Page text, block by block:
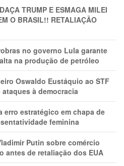
TRUMP E ESMAGA MILEI
O BRASIL!! RETALIAÇÃO
no governo Lula garante
na produção de petróleo
Oswaldo Eustáquio ao STF
à democracia
erro estratégico em chapa de
feminina
Putin sobre comércio
antes de retaliação dos EUA